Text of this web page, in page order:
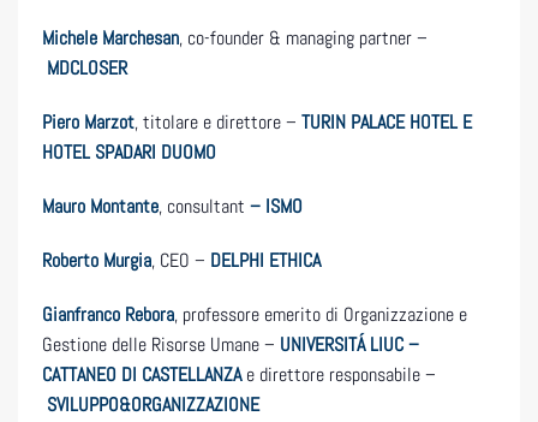
Michele Marchesan, co-founder & managing partner –
MDCLOSER
Piero Marzot, titolare e direttore – TURIN PALACE HOTEL E
HOTEL SPADARI DUOMO
Mauro Montante, consultant – ISMO
Roberto Murgia, CEO – DELPHI ETHICA
Gianfranco Rebora, professore emerito di Organizzazione e
Gestione delle Risorse Umane – UNIVERSITÁ LIUC –
CATTANEO DI CASTELLANZAe direttore responsabile –
SVILUPPO&ORGANIZZAZIONE